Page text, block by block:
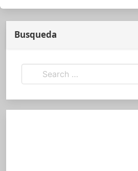
Busqueda